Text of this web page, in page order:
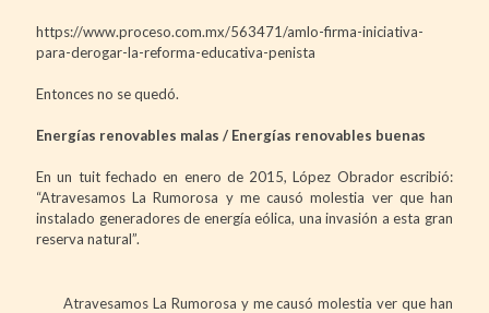
https://www.proceso.com.mx/563471/amlo-firma-iniciativa-
para-derogar-la-reforma-educativa-penista
Entonces no se quedó.
Energías renovables malas / Energías renovables buenas
En un tuit fechado en enero de 2015, López Obrador escribió:
“Atravesamos La Rumorosa y me causó molestia ver que han
instalado generadores de energía eólica, una invasión a esta gran
reserva natural”.
Atravesamos La Rumorosa y me causó molestia ver que han